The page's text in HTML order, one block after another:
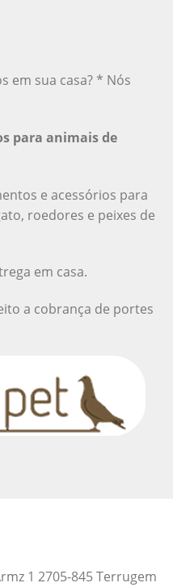
em sua casa? * Nós
para animais de
e acessórios para
roedores e peixes de
em casa.
a cobrança de portes
1 2705-845 Terrugem